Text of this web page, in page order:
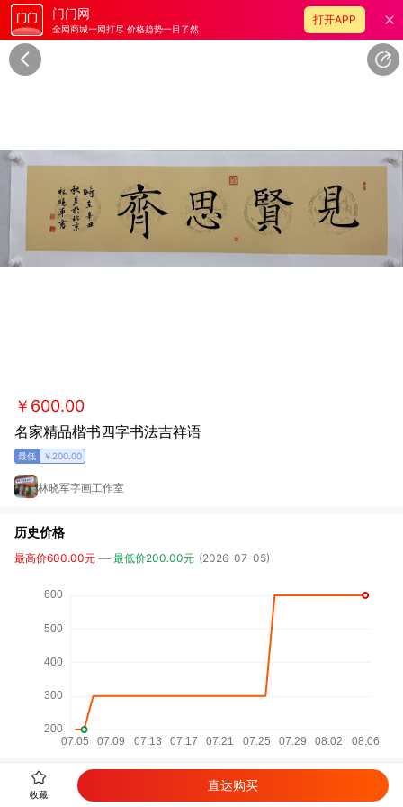
门门网
全网商城一网打尽 价格趋势一目了然
打开APP
￥600.00
名家精品楷书四字书法吉祥语
￥200.00
林晓军字画工作室
历史价格
最高价600.00元 最低价200.00元 (2026-07-05)
收藏
直达购买